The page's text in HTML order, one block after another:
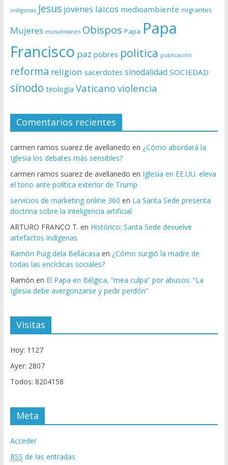
indígenas Jesus jovenes laicos medioambiente migrantes
Mujeres musulmanes Obispos Papa Papa
Francisco paz pobres politica publicación
reforma religion sacerdotes sinodalidad SOCIEDAD
sínodo teología Vaticano violencia
Comentarios recientes
carmen ramos suarez de avellanedo en ¿Cómo abordará la
Iglesia los debates más sensibles?
carmen ramos suarez de avellanedo en Iglesia en EE.UU. eleva
el tono ante política exterior de Trump
servicios de marketing online 360 en La Santa Sede presenta
doctrina sobre la inteligencia artificial
ARTURO FRANCO T. en Histórico: Santa Sede devuelve
artefactos indígenas
Ramón Puig dela Bellacasa en ¿Cómo surgió la madre de
todas las encíclicas sociales?
Ramón en El Papa en Bélgica, “mea culpa” por abusos: “La
Iglesia debe avergonzarse y pedir perdón”
Visitas
Hoy: 1127
Ayer: 2807
Todos: 8204158
Meta
Acceder
RSS de las entradas